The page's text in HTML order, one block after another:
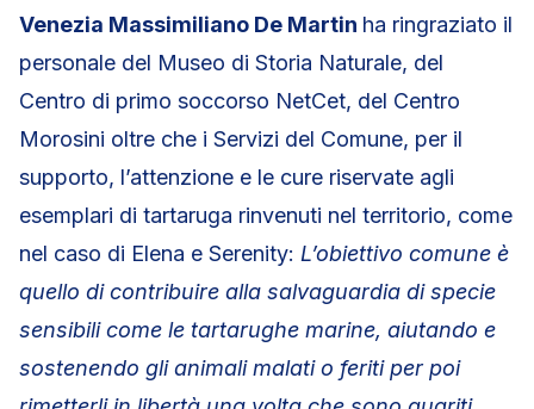
Venezia Massimiliano De Martin ha ringraziato il
personale del Museo di Storia Naturale, del
Centro di primo soccorso NetCet, del Centro
Morosini oltre che i Servizi del Comune, per il
supporto, l’attenzione e le cure riservate agli
esemplari di tartaruga rinvenuti nel territorio, come
nel caso di Elena e Serenity: L’obiettivo comune è
quello di contribuire alla salvaguardia di specie
sensibili come le tartarughe marine, aiutando e
sostenendo gli animali malati o feriti per poi